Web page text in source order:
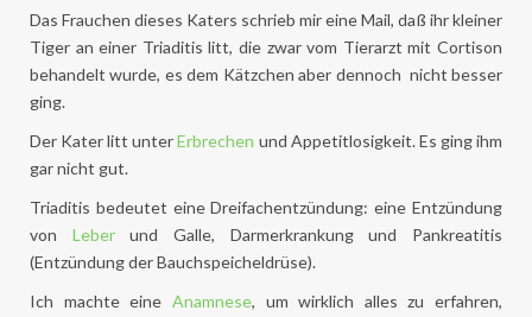
Das Frauchen dieses Katers schrieb mir eine Mail, daß ihr kleiner
Tiger an einer Triaditis litt, die zwar vom Tierarzt mit Cortison
behandelt wurde, es dem Kätzchen aber dennoch nicht besser
ging.
Der Kater litt unterErbrechen und Appetitlosigkeit. Es ging ihm
gar nicht gut.
Triaditis bedeutet eine Dreifachentzündung: eine Entzündung
von Leberund Galle, Darmerkrankung und Pankreatitis
(Entzündung der Bauchspeicheldrüse).
Ich machte eine Anamnese, um wirklich alles zu erfahren,